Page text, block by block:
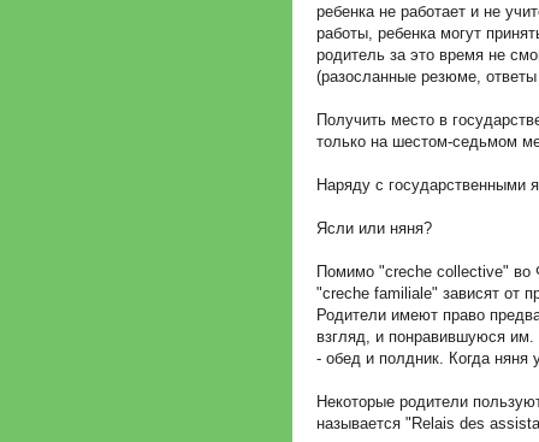
ребенка не работает и не
работы, ребенка могут
родитель за это время не
(разосланные резюме,
Получить место в
только на шестом-седьмом
Наряду с государственными
Ясли или няня?
Помимо "creche collective" во
"creche familiale" зависят от
Родители имеют право
взгляд, и понравившуюся им.
- обед и полдник. Когда няня
Некоторые родители
называется "Relais des